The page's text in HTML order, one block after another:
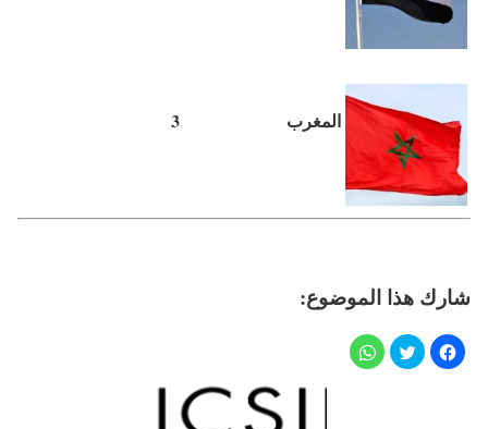
المغرب 3
شارك هذا الموضوع: